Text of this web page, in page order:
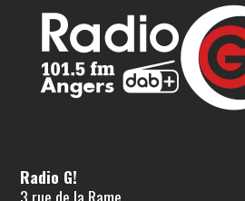
Radio G!